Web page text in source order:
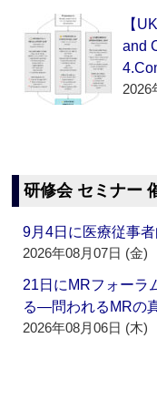
【
and
2026
研修会 セミナー
9月4日に医療従事
2026年08月07日 (金)
21日にMRフォーラ
る―問われるMRの
2026年08月06日 (木)